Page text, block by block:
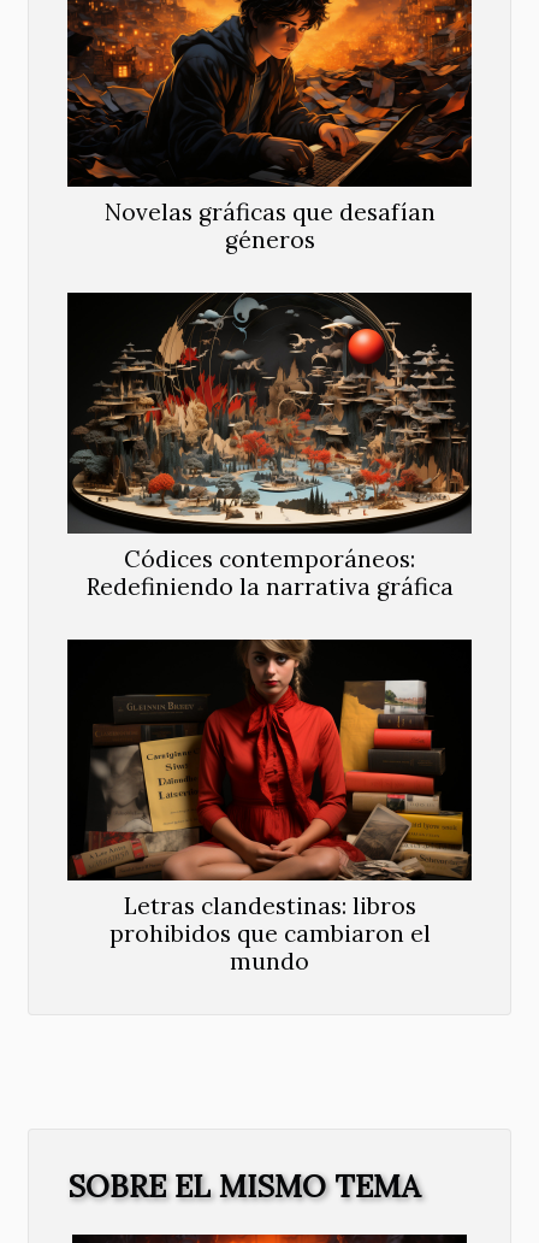
Novelas gráficas que desafían
géneros
Códices contemporáneos:
Redefiniendo la narrativa gráfica
Letras clandestinas: libros
prohibidos que cambiaron el
mundo
SOBRE EL MISMO TEMA